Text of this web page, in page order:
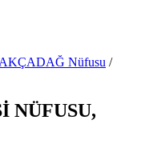
AKÇADAĞ Nüfusu /
NÜFUSU,